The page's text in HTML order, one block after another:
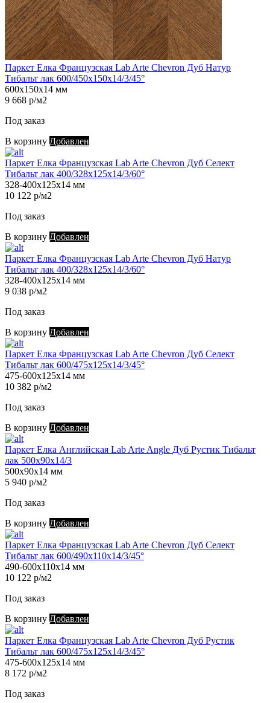
Паркет Елка Французская Lab Arte Chevron Дуб Натур
Тибальт лак 600/450х150х14/3/45°
600х150х14 мм
9 668 р/м2
Под заказ
В корзину Добавлен
Паркет Елка Французская Lab Arte Chevron Дуб Селект
Тибальт лак 400/328х125х14/3/60°
328-400х125х14 мм
10 122 р/м2
Под заказ
В корзину Добавлен
Паркет Елка Французская Lab Arte Chevron Дуб Натур
Тибальт лак 400/328х125х14/3/60°
328-400х125х14 мм
9 038 р/м2
Под заказ
В корзину Добавлен
Паркет Елка Французская Lab Arte Chevron Дуб Селект
Тибальт лак 600/475х125х14/3/45°
475-600х125х14 мм
10 382 р/м2
Под заказ
В корзину Добавлен
Паркет Елка Английская Lab Arte Angle Дуб Рустик Тибальт
лак 500х90х14/3
500х90х14 мм
5 940 р/м2
Под заказ
В корзину Добавлен
Паркет Елка Французская Lab Arte Chevron Дуб Селект
Тибальт лак 600/490х110х14/3/45°
490-600х110х14 мм
10 122 р/м2
Под заказ
В корзину Добавлен
Паркет Елка Французская Lab Arte Chevron Дуб Рустик
Тибальт лак 600/475х125х14/3/45°
475-600х125х14 мм
8 172 р/м2
Под заказ